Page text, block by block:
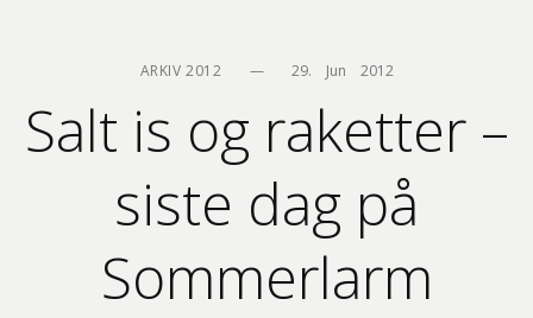
ARKIV 2012 — 29.    Jun    2012
Salt is og raketter –
siste dag på
Sommerlarm